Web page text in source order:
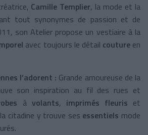
Camille Templier, la mode et la
tout synonymes de passion et de
son Atelier propose un vestiaire à la
avec toujours le détail coutureen
l’adorent : Grande amoureuse de la
son inspiration au fil des rues et
à volants, imprimés fleuris et
citadine y trouve ses essentiels mode